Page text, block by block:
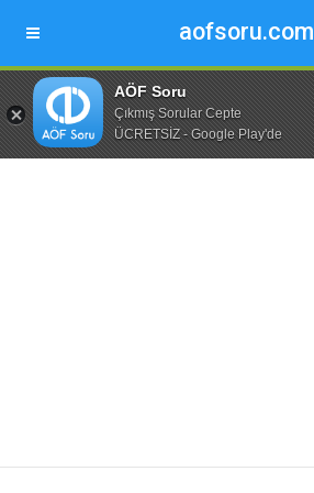
aofsoru.com
AÖF Soru
Çıkmış Sorular Cepte
ÜCRETSİZ - Google Play'de